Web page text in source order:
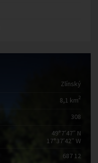
Zlínský
8,1 km2
308
49°7′47″ N
17°37′42″ W
687 12